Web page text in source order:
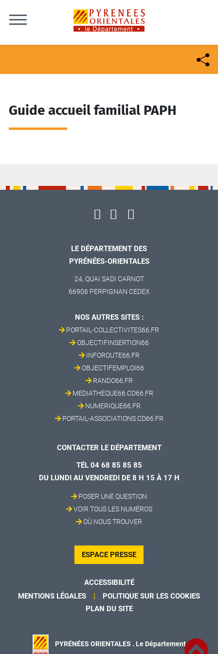
Guide accueil familial PAPH
LE DÉPARTEMENT DES
PYRÉNÉES-ORIENTALES
24, QUAI SADI CARNOT
66906 PERPIGNAN CEDEX
NOS AUTRES SITES :
PORTAIL-COLLECTIVITES66.FR
OBJECTIFINSERTION66
INFOROUTE66.FR
OBJECTIFEMPLOI66
RANDO66.FR
MEDIATHEQUE66.CD66.FR
NUMERIQUE66.FR
PORTAIL-ASSOCIATIONS.CD66.FR
CONTACTER LE DÉPARTEMENT
TÉL 04 68 85 85 85
DU LUNDI AU VENDREDI DE 8 H 15 À 17 H
POSER UNE QUESTION
VOIR TOUS LES NUMÉROS
OÙ NOUS TROUVER
ESPACE PRESSE
ACCESSIBILITÉ
MENTIONS LÉGALES
POLITIQUE SUR LES COOKIES
PLAN DU SITE
PYRÉNÉES ORIENTALES . Le Département